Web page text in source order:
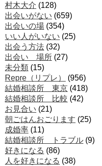
村木大介 (128)
出会いがない (659)
出会いの場 (354)
いい人がいない (25)
出会う方法 (32)
出会い 場所 (27)
未分類 (15)
Repre（リプレ）
(956)
結婚相談所 東京 (418)
結婚相談所 比較 (42)
お見合い (21)
朝ごはんおごります (25)
成婚率 (11)
結婚相談所 トラブル (9)
好きになる (86)
人を好きになる (38)